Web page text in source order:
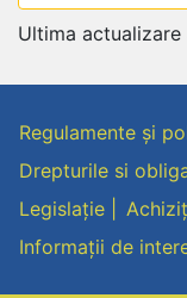
Ultima
Regulamente și
Drepturile si
Legislație
Informații de